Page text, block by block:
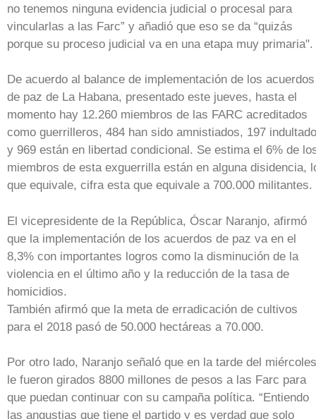
no tenemos ninguna evidencia judicial o procesal para
vincularlas a las Farc” y añadió que eso se da “quizás
porque su proceso judicial va en una etapa muy primaria".
De acuerdo al balance de implementación de los acuerdos
de paz de La Habana, presentado este jueves, hasta el
momento hay 12.260 miembros de las FARC acreditados
como guerrilleros, 484 han sido amnistiados, 197
y 969 están en libertad condicional. Se estima el 6% de
miembros de esta exguerrilla están en alguna disidencia,
que equivale, cifra esta que equivale a 700.000 militantes.
El vicepresidente de la República, Óscar Naranjo, afirmó
que la implementación de los acuerdos de paz va en el
8,3% con importantes logros como la disminución de la
violencia en el último año y la reducción de la tasa de
homicidios.
También afirmó que la meta de erradicación de cultivos
para el 2018 pasó de 50.000 hectáreas a 70.000.
Por otro lado, Naranjo señaló que en la tarde del miércoles
le fueron girados 8800 millones de pesos a las Farc para
que puedan continuar con su campaña política. “Entiendo
las angustias que tiene el partido y es verdad que solo